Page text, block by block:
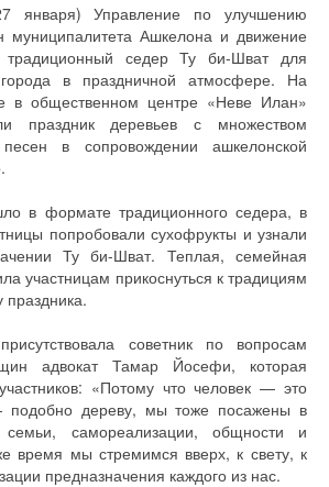
января) Управление по улучшению
Ашкелона и движение
седер Ту би-Шват для
в праздничной атмосфере. На
в общественном центре «Неве Илан»
праздник деревьев с множеством
в сопровождении ашкелонской
в формате традиционного седера, в
попробовали сухофрукты и узнали
Ту би-Шват. Теплая, семейная
участницам прикоснуться к традициям
праздника.
советник по вопросам
адвокат Тамар Йосефи, которая
«Потому что человек — это
дереву, мы тоже посажены в
семьи, самореализации, общности и
время мы стремимся вверх, к свету, к
предназначения каждого из нас.